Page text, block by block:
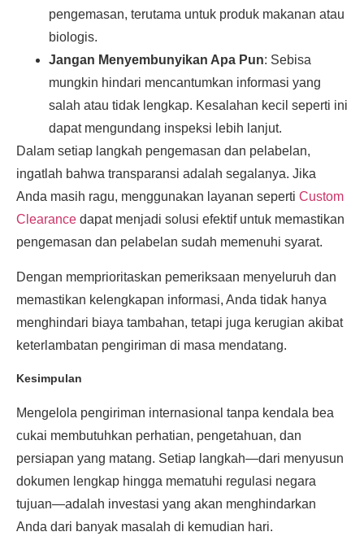
pengemasan, terutama untuk produk makanan atau
biologis.
Jangan Menyembunyikan Apa Pun: Sebisa
mungkin hindari mencantumkan informasi yang
salah atau tidak lengkap. Kesalahan kecil seperti ini
dapat mengundang inspeksi lebih lanjut.
Dalam setiap langkah pengemasan dan pelabelan,
ingatlah bahwa transparansi adalah segalanya. Jika
Anda masih ragu, menggunakan layanan seperti Custom
Clearance dapat menjadi solusi efektif untuk memastikan
pengemasan dan pelabelan sudah memenuhi syarat.
Dengan memprioritaskan pemeriksaan menyeluruh dan
memastikan kelengkapan informasi, Anda tidak hanya
menghindari biaya tambahan, tetapi juga kerugian akibat
keterlambatan pengiriman di masa mendatang.
Kesimpulan
Mengelola pengiriman internasional tanpa kendala bea
cukai membutuhkan perhatian, pengetahuan, dan
persiapan yang matang. Setiap langkah—dari menyusun
dokumen lengkap hingga mematuhi regulasi negara
tujuan—adalah investasi yang akan menghindarkan
Anda dari banyak masalah di kemudian hari.